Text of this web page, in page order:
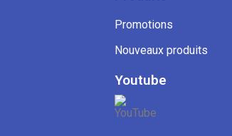
Promotions
Nouveaux produits
Youtube